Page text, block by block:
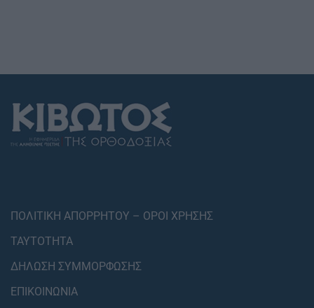
ΠΟΛΙΤΙΚΗ ΑΠΟΡΡΗΤΟΥ – ΟΡΟΙ ΧΡΗΣΗΣ
ΤΑΥΤΟΤΗΤΑ
ΔΗΛΩΣΗ ΣΥΜΜΟΡΦΩΣΗΣ
ΕΠΙΚΟΙΝΩΝΙΑ